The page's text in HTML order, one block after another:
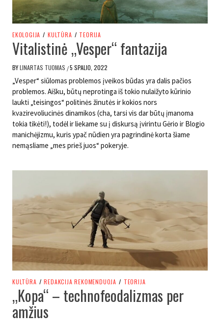
EKOLOGIJA / KULTŪRA / TEORIJA
Vitalistinė „Vesper“ fantazija
BYLINARTAS TUOMAS /5 SPALIO, 2022
„Vesper“ siūlomas problemos įveikos būdas yra dalis pačios
problemos. Aišku, būtų neprotinga iš tokio nulaižyto kūrinio
laukti „teisingos“ politinės žinutės ir kokios nors
kvazirevoliucinės dinamikos (cha, tarsi vis dar būtų įmanoma
tokia tikėti!), todėl ir liekame su į diskursą įvirintu Gėrio ir Blogio
manichėjizmu, kuris ypač nūdien yra pagrindinė korta šiame
nemąsliame „mes prieš juos“ pokeryje.
KULTŪRA / REDAKCIJA REKOMENDUOJA / TEORIJA
„Kopa“ – technofeodalizmas per
amžius